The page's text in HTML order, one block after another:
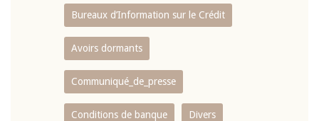
Bureaux d’Information sur le Crédit
Avoirs dormants
Communiqué_de_presse
Conditions de banque Divers